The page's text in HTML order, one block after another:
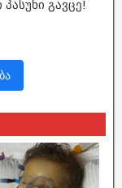
გავცე!